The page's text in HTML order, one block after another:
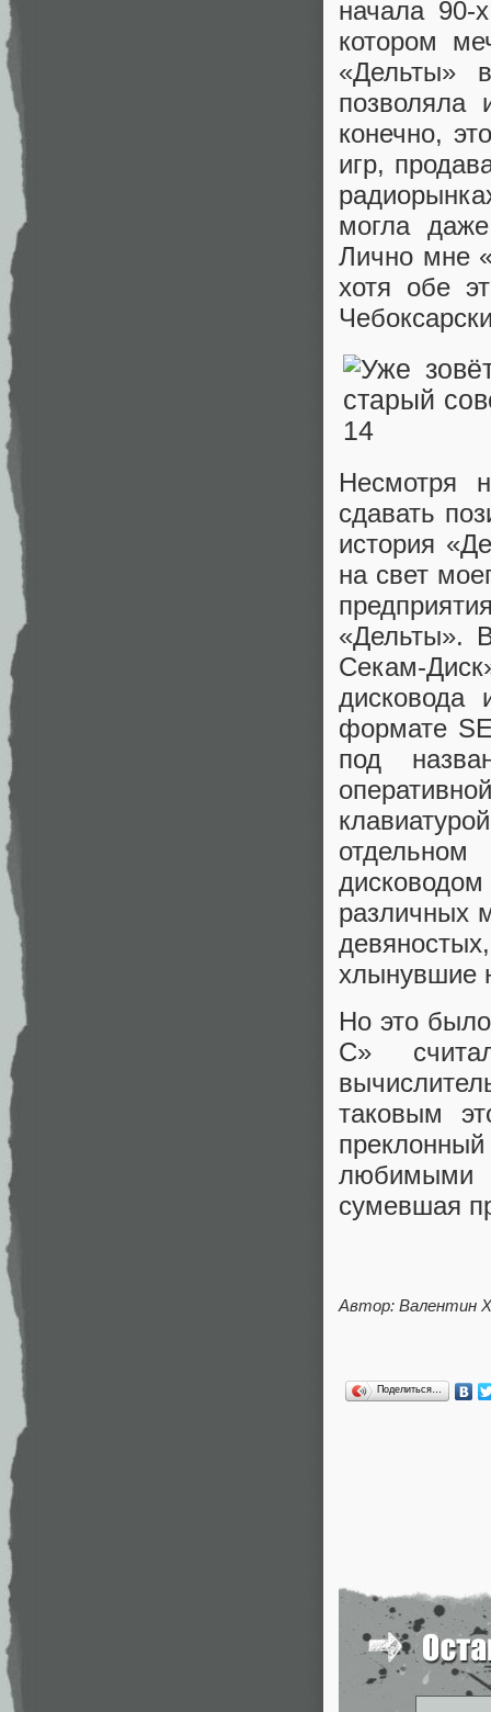
начала 90-
котором
«Дельты»
позволяла
конечно,
игр,
могла
Лично мне
хотя обе
Несмотря
сдавать
история
на свет
«Дельты».
Секам-
дисковода
формате
под
дисководом
различных
хлынувшие
Но это
С»
таковым
любимыми
сумевшая
Автор: Валентин
Поделиться…